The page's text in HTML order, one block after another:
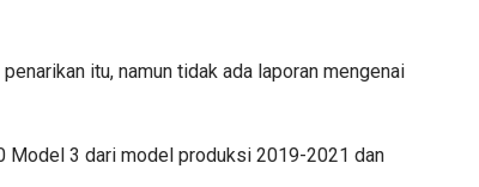
itu, namun tidak ada laporan mengenai
Model 3 dari model produksi 2019-2021 dan